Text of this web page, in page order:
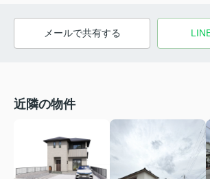
メールで共有する
近隣の物件